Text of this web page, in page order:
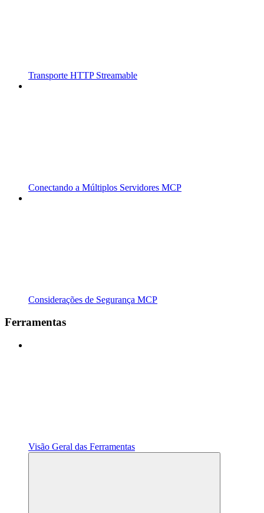
Transporte HTTP Streamable
Conectando a Múltiplos Servidores MCP
Considerações de Segurança MCP
Ferramentas
Visão Geral das Ferramentas